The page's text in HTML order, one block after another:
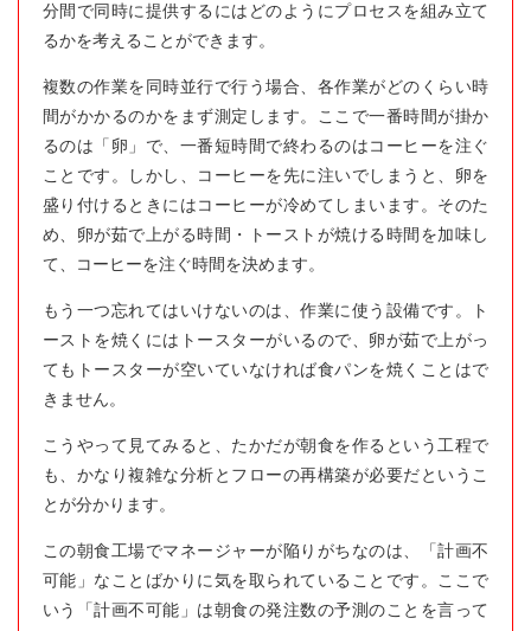
分間で同時に提供するにはどのようにプロセスを組み立て
るかを考えることができます。
複数の作業を同時並行で行う場合、各作業がどのくらい時
間がかかるのかをまず測定します。ここで一番時間が掛か
るのは「卵」で、一番短時間で終わるのはコーヒーを注ぐ
ことです。しかし、コーヒーを先に注いでしまうと、卵を
盛り付けるときにはコーヒーが冷めてしまいます。そのた
め、卵が茹で上がる時間・トーストが焼ける時間を加味し
て、コーヒーを注ぐ時間を決めます。
もう一つ忘れてはいけないのは、作業に使う設備です。ト
ーストを焼くにはトースターがいるので、卵が茹で上がっ
てもトースターが空いていなければ食パンを焼くことはで
きません。
こうやって見てみると、たかだが朝食を作るという工程で
も、かなり複雑な分析とフローの再構築が必要だというこ
とが分かります。
この朝食工場でマネージャーが陥りがちなのは、「計画不
可能」なことばかりに気を取られていることです。ここで
いう「計画不可能」は朝食の発注数の予測のことを言って